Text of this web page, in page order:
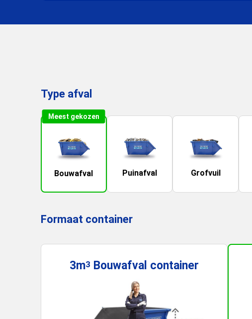
Type afval
Meest gekozen
Bouwafval Puinafval Grofvuil
Formaat container
3m3 Bouwafval container